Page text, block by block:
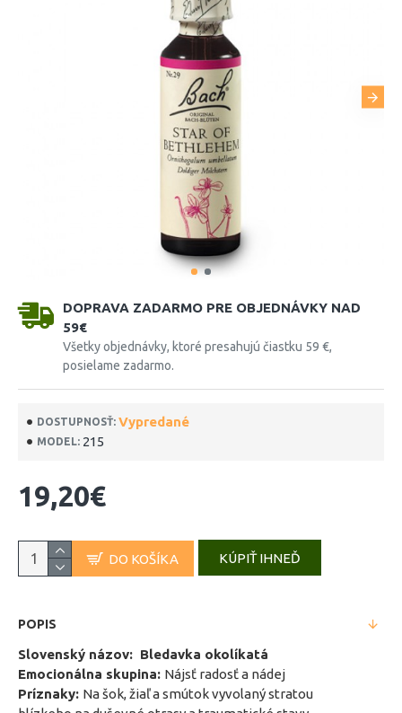
DOPRAVA ZADARMO PRE OBJEDNÁVKY NAD
59€
Všetky objednávky, ktoré presahujú čiastku 59 €,
posielame zadarmo.
DOSTUPNOSŤ: Vypredané
MODEL: 215
19,20€
DO KOŠÍKA KÚPIŤ IHNEĎ
POPIS
Slovenský názov: Bledavka okolíkatá
Emocionálna skupina: Nájsť radosť a nádej
Príznaky: Na šok, žiaľ a smútok vyvolaný stratou